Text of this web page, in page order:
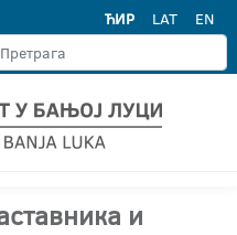
ЋИР LAT EN
и